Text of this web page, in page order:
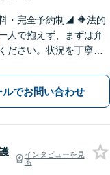
・完全予約制◢ 🔶法的
人で抱えず、まずは弁
ださい。状況を丁寧に
あなたの権利を守るた
ート。 【刑事・事故・
婚・不動産・企業法
ルでお問い合わせ
インタビューを見
る